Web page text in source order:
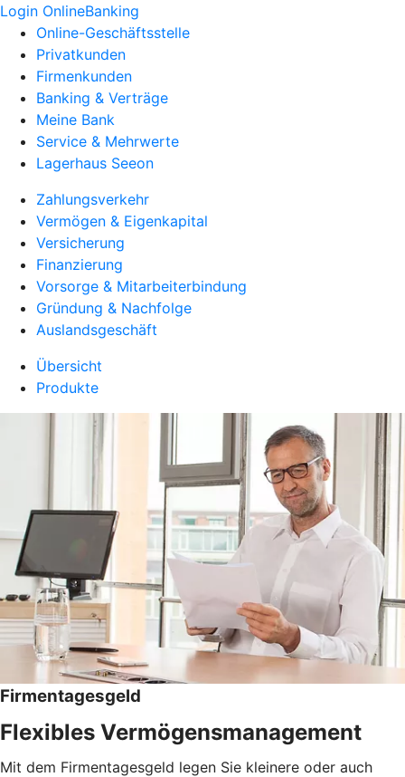
Login OnlineBanking
Online-Geschäftsstelle
Privatkunden
Firmenkunden
Banking & Verträge
Meine Bank
Service & Mehrwerte
Lagerhaus Seeon
Zahlungsverkehr
Vermögen & Eigenkapital
Versicherung
Finanzierung
Vorsorge & Mitarbeiterbindung
Gründung & Nachfolge
Auslandsgeschäft
Übersicht
Produkte
Firmentagesgeld
Flexibles Vermögensmanagement
Mit dem Firmentagesgeld legen Sie kleinere oder auch